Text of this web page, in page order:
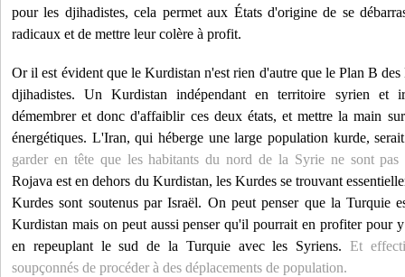
pour les djihadistes, cela permet aux États d'origine de se
radicaux et de mettre leur colère à profit.
Or il est évident que le Kurdistan n'est rien d'autre que le Plan B des
djihadistes. Un Kurdistan indépendant en territoire syrien et
démembrer et donc d'affaiblir ces deux états, et mettre la main sur
énergétiques. L'Iran, qui héberge une large population kurde,
garder en tête que les habitants du nord de la Syrie ne sont pas
Rojava est en dehors du Kurdistan, les Kurdes se trouvant
Kurdes sont soutenus par Israël. On peut penser que la Turquie
Kurdistan mais on peut aussi penser qu'il pourrait en profiter pour
en repeuplant le sud de la Turquie avec les Syriens. Et
soupçonnés de procéder à des déplacements de population.